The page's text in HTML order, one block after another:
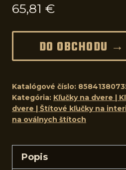
65,81 €
DO OBCHODU →
Katalógové číslo:
Kategória: Kľučky na dvere |
dvere | Štítové kľučky na
na oválnych štítoch
Popis